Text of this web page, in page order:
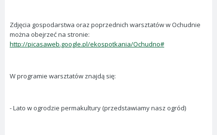
Zdjęcia gospodarstwa oraz poprzednich warsztatów w Ochudnie
można obejrzeć na stronie:
http://picasaweb.google.pl/ekospotkania/Ochudno#
W programie warsztatów znajdą się:
- Lato w ogrodzie permakultury (przedstawiamy nasz ogród)